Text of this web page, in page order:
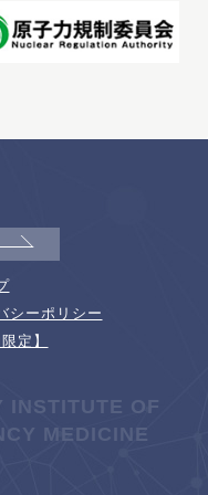
シーポリシー
定】
INSTITUTE OF
MEDICINE